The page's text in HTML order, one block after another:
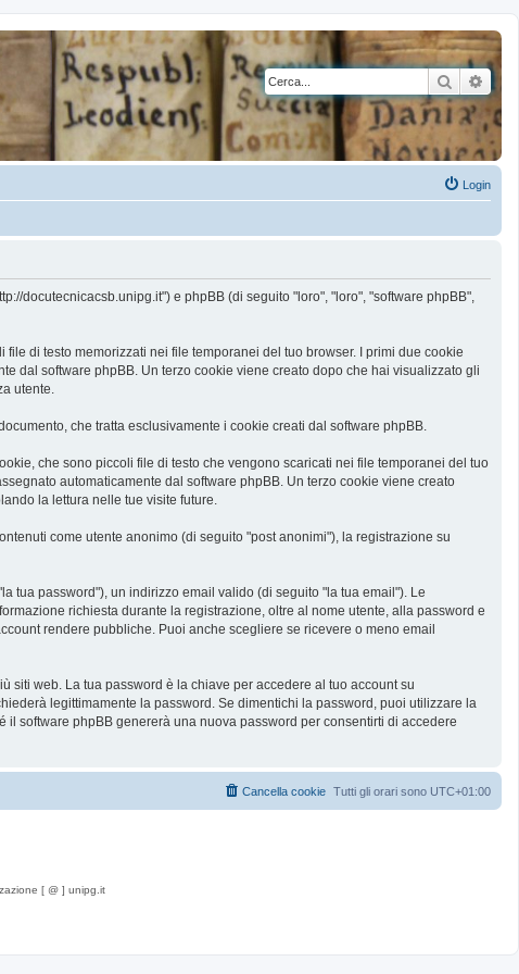
Cerca
Login
docutecnicacsb.unipg.it") e phpBB (di seguito "loro", "loro", "software phpBB",
di testo memorizzati nei file temporanei del tuo browser. I primi due cookie
dal software phpBB. Un terzo cookie viene creato dopo che hai visualizzato gli
utente.
che tratta esclusivamente i cookie creati dal software phpBB.
che sono piccoli file di testo che vengono scaricati nei file temporanei del tuo
automaticamente dal software phpBB. Un terzo cookie viene creato
la lettura nelle tue visite future.
come utente anonimo (di seguito "post anonimi"), la registrazione su
tua password"), un indirizzo email valido (di seguito "la tua email"). Le
richiesta durante la registrazione, oltre al nome utente, alla password e
rendere pubbliche. Puoi anche scegliere se ricevere o meno email
siti web. La tua password è la chiave per accedere al tuo account su
legittimamente la password. Se dimentichi la password, puoi utilizzare la
software phpBB genererà una nuova password per consentirti di accedere
Tutti gli orari sono UTC+01:00
Cancella cookie
[ @ ] unipg.it